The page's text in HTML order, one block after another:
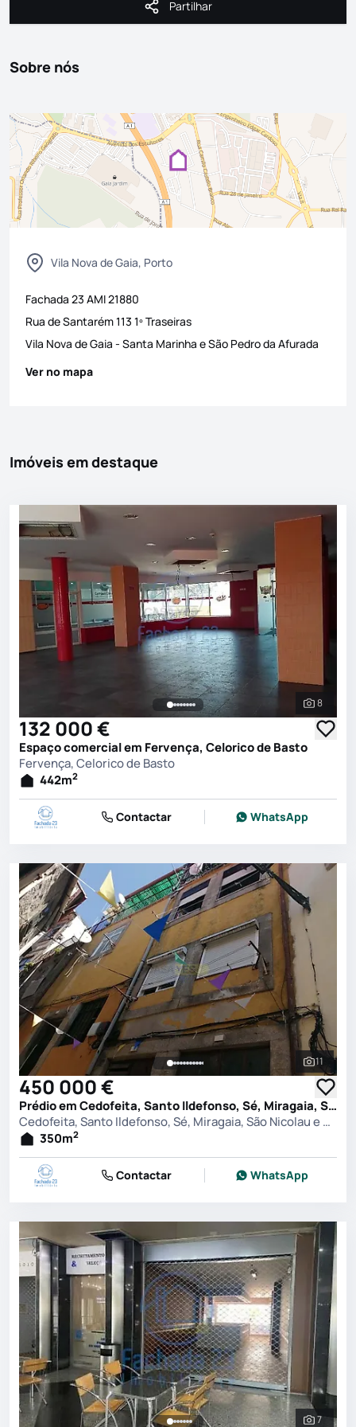
Partilhar
Partilhar
Sobre nós
Vila Nova de Gaia, Porto
Fachada 23 AMI21880
Rua de Santarém 113 1º Traseiras
Vila Nova de Gaia - Santa Marinha e São Pedro da Afurada
Ver no mapa
Imóveis em destaque
Ver
8
132 000 €
Espaço comercial em Fervença, Celorico de Basto
Fervença, Celorico de Basto
442m2
Contactar WhatsApp
Ver
11
450 000 €
Prédio em Cedofeita, Santo Ildefonso, Sé, Miragaia, São Nicolau e Vitória, Porto
Cedofeita, Santo Ildefonso, Sé, Miragaia, São Nicolau e Vitória, Porto
350m2
Contactar WhatsApp
7